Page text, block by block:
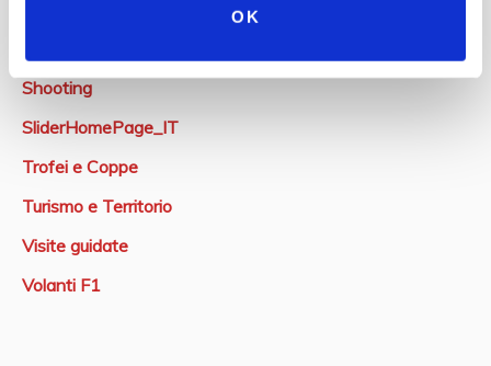
OK
Shooting
SliderHomePage_IT
Trofei e Coppe
Turismo e Territorio
Visite guidate
Volanti F1